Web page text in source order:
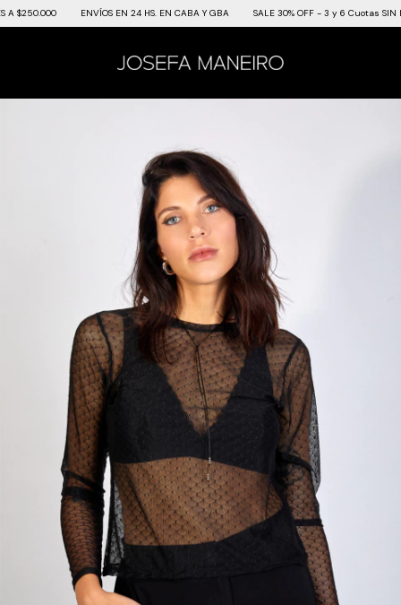
ENVÍOS EN 24 HS. EN CABA Y GBA SALE 30% OFF - 3 y 6 Cuotas SIN